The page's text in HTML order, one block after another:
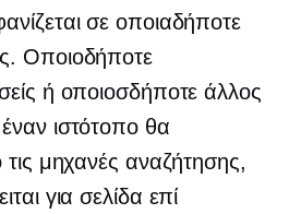
σε οποιαδήποτε
Οποιοδήποτε
ή οποιοσδήποτε άλλος
ιστότοπο θα
τις μηχανές αναζήτησης,
για σελίδα επί